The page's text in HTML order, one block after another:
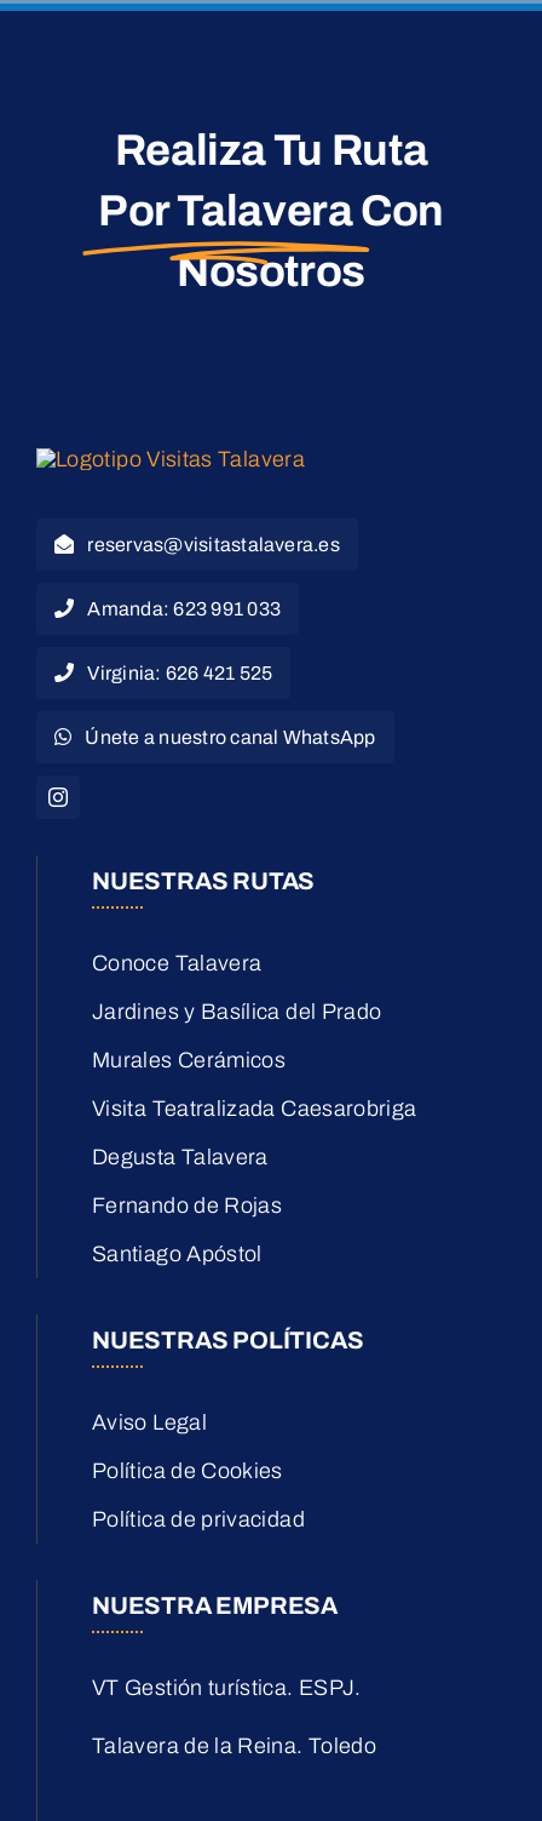
Realiza Tu Ruta
Por TalaveraCon
Nosotros
reservas@visitastalavera.es
Amanda: 623 991 033
Virginia: 626 421 525
Únete a nuestro canal WhatsApp
NUESTRAS RUTAS
Conoce Talavera
Jardines y Basílica del Prado
Murales Cerámicos
Visita Teatralizada Caesarobriga
Degusta Talavera
Fernando de Rojas
Santiago Apóstol
NUESTRAS POLÍTICAS
Aviso Legal
Política de Cookies
Política de privacidad
NUESTRA EMPRESA
VT Gestión turística. ESPJ.
Talavera de la Reina. Toledo